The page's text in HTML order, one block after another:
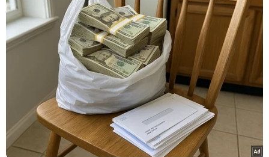
Chính phủ Nhật Bản cũng đánh giá cao Chính phủ
Việt Nam đã thành công trong phòng, chống dịch
COVID-19 cũng như đánh giá cao việc hơn 2 tháng
qua Việt Nam không có ca lây nhiễm trong cộng